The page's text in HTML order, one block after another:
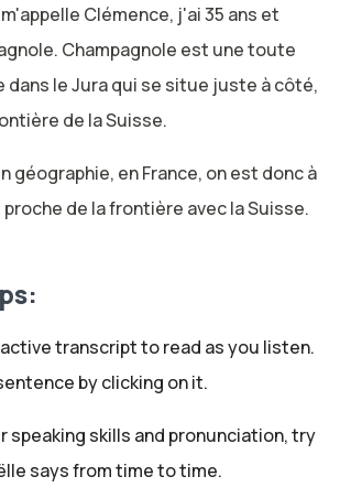
Clémence, j'ai 35 ans et
Champagnole est une toute
le Jura qui se situe juste à côté,
de la Suisse.
géographie, en France, on est donc à
proche de la frontière avec la Suisse.
transcript to read as you listen.
by clicking on it.
speaking skills and pronunciation, try
says from time to time.